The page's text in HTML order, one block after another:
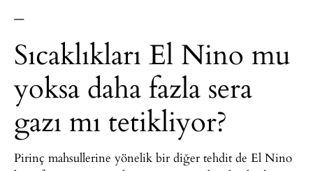
—
Sıcaklıkları El Nino mu
yoksa daha fazla sera
gazı mı tetikliyor?
Pirinç mahsullerine yönelik bir diğer tehdit de El Nino